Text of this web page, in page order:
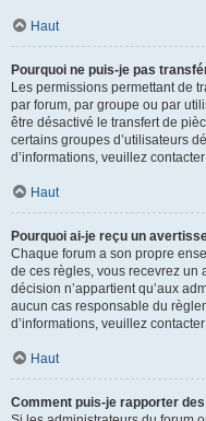
Haut
Pourquoi ne puis-je pas
Les permissions permettant de
par forum, par groupe ou par
être désactivé le transfert de
certains groupes d’utilisateurs
d’informations, veuillez
Haut
Pourquoi ai-je reçu un
Chaque forum a son propre
de ces règles, vous recevrez un
décision n’appartient qu’aux
aucun cas responsable du
d’informations, veuillez
Haut
Comment puis-je rapporter